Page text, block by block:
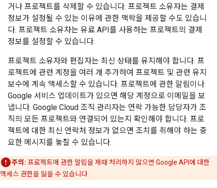
거나 프로젝트를 삭제할 수 있습니다. 프로젝트 소유자는 결제
정보가 설정될 수 있는 이유에 관한 맥락을 제공할 수도 있습니
다. 프로젝트 소유자는 유료 API를 사용하는 프로젝트의 결제
정보를 설정할 수 있습니다.
프로젝트 소유자와 편집자는 최신 상태를 유지해야 합니다. 프
로젝트에 관련 계정을 여러 개 추가하여 프로젝트 및 관련 유지
보수에 계속 액세스할 수 있습니다. 프로젝트에 관한 알림이나
Google 서비스 업데이트가 있으면 해당 계정으로 이메일을 보
냅니다. Google Cloud 조직 관리자는 연락 가능한 담당자가 조
직의 모든 프로젝트와 연결되어 있는지 확인해야 합니다. 프로
젝트에 대한 최신 연락처 정보가 없으면 조치를 취해야 하는 중
요한 메시지를 놓칠 수 있습니다.
주의: 프로젝트에 관한 알림을 제때 처리하지 않으면 Google API에 대한
액세스 권한을 잃을 수 있습니다.